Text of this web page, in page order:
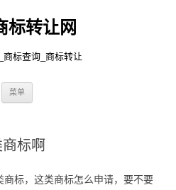
标转让网
商标查询_商标转让
菜单
标啊
标，这类商标怎么申请，要不要